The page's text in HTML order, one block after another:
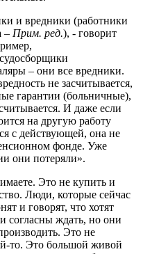
и вредники (работники
– Прим. ред.), - говорит
– они все вредники.
не засчитывается,
гарантии (больничные),
И даже если
на другую работу
с действующей, она не
фонде. Уже
они потеряли».
Это не купить и
Люди, которые сейчас
и говорят, что хотят
согласны ждать, но они
Это не
то. Это большой живой